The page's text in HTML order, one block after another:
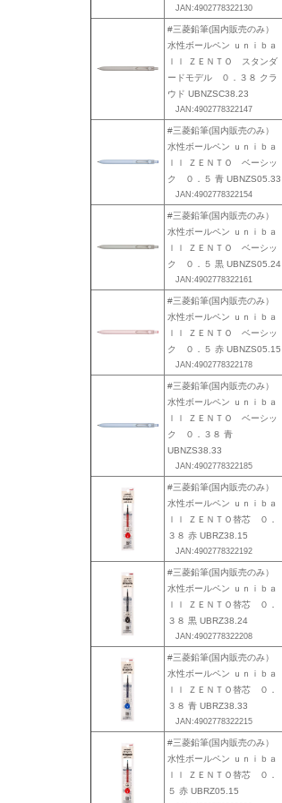
JAN:4902778322130
#三菱鉛筆(国内販売のみ）
水性ボールペン ｕｎｉｂａ
ｌｌ ＺＥＮＴＯ スタンダ
ードモデル ０．３８ クラ
ウド UBNZSC38.23
JAN:4902778322147
#三菱鉛筆(国内販売のみ）
水性ボールペン ｕｎｉｂａ
ｌｌ ＺＥＮＴＯ ベーシッ
ク ０．５ 青 UBNZS05.33
JAN:4902778322154
#三菱鉛筆(国内販売のみ）
水性ボールペン ｕｎｉｂａ
ｌｌ ＺＥＮＴＯ ベーシッ
ク ０．５ 黒 UBNZS05.24
JAN:4902778322161
#三菱鉛筆(国内販売のみ）
水性ボールペン ｕｎｉｂａ
ｌｌ ＺＥＮＴＯ ベーシッ
ク ０．５ 赤 UBNZS05.15
JAN:4902778322178
#三菱鉛筆(国内販売のみ）
水性ボールペン ｕｎｉｂａ
ｌｌ ＺＥＮＴＯ ベーシッ
ク ０．３８ 青
UBNZS38.33
JAN:4902778322185
#三菱鉛筆(国内販売のみ）
水性ボールペン ｕｎｉｂａ
ｌｌ ＺＥＮＴＯ替芯 ０．
３８ 赤 UBRZ38.15
JAN:4902778322192
#三菱鉛筆(国内販売のみ）
水性ボールペン ｕｎｉｂａ
ｌｌ ＺＥＮＴＯ替芯 ０．
３８ 黒 UBRZ38.24
JAN:4902778322208
#三菱鉛筆(国内販売のみ）
水性ボールペン ｕｎｉｂａ
ｌｌ ＺＥＮＴＯ替芯 ０．
３８ 青 UBRZ38.33
JAN:4902778322215
#三菱鉛筆(国内販売のみ）
水性ボールペン ｕｎｉｂａ
ｌｌ ＺＥＮＴＯ替芯 ０．
５ 赤 UBRZ05.15